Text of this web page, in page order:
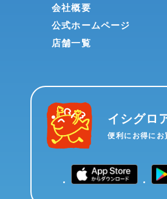
会社概要
公式ホームページ
店舗一覧
イシグロ
便利にお得にお